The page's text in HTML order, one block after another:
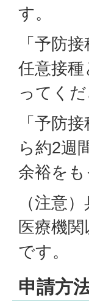
す。
「予防
任意接
ってくだ
「予防
ら約2週
余裕をも
（注意
医療機
です。
申請方